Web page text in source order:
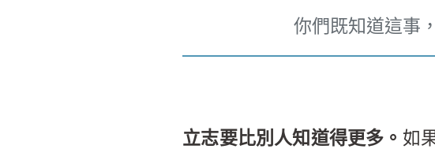
你們既知道這事
立志要比別人知道得更多。 如